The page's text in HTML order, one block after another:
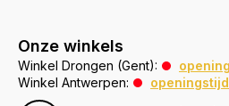
Onze winkels
Winkel Drongen (Gent):
Winkel Antwerpen: